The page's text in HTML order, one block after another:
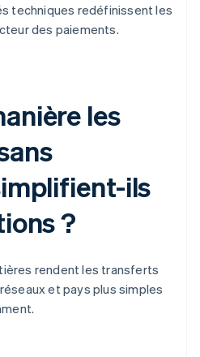
techniques redéfinissent les
des paiements.
les
ils
?
rendent les transferts
et pays plus simples